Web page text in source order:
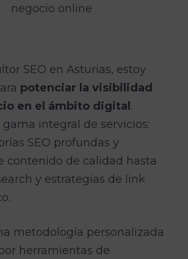
negocio online
SEO en Asturias, estoy
potenciar la visibilidad
en el ámbito digital .
integral de servicios:
SEO profundas y
contenido de calidad hasta
y estrategias de link
metodología personalizada
herramientas de